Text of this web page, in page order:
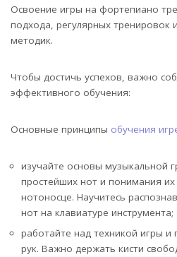
Освоение игры на фортепиано
подхода, регулярных тренировок
методик.
Чтобы достичь успехов, важно
эффективного обучения:
Основные принципы обучения
изучайте основы музыкальной
простейших нот и понимания
нотоносце. Научитесь
нот на клавиатуре инструмента;
работайте над техникой игры и
рук. Важно держать кисти